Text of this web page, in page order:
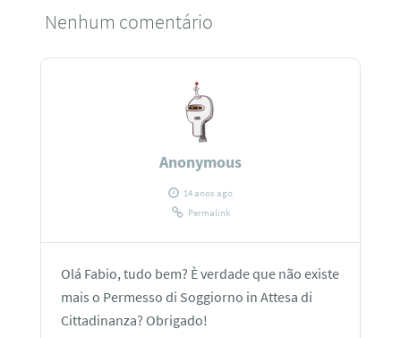
Nenhum comentário
Anonymous
14 anos ago
Permalink
Olá Fabio, tudo bem? È verdade que não existe
mais o Permesso di Soggiorno in Attesa di
Cittadinanza? Obrigado!